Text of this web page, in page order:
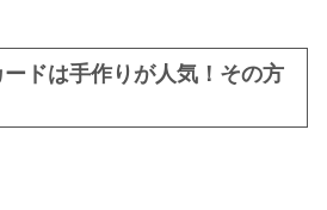
ドは手作りが人気！その方